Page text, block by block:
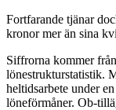
Fortfarande tjänar
kronor mer än sina
Siffrorna kommer
lönestrukturstatistik.
heltidsarbete under
löneförmåner. Ob-